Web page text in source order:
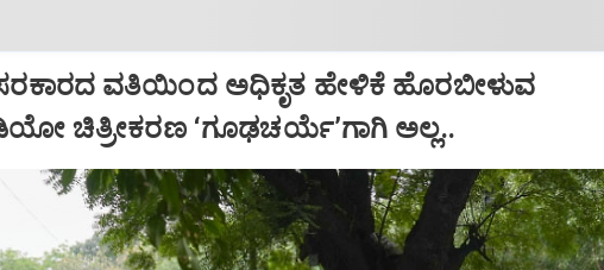
ಸರಕಾರದ ವತಿಯಿಂದ ಅಧಿಕೃತ ಹೇಳಿಕೆ ಹೊರಬೀಳುವ
ಚಿತ್ರೀಕರಣ ‘ಗೂಢಚರ್ಯೆ’ಗಾಗಿ ಅಲ್ಲ..